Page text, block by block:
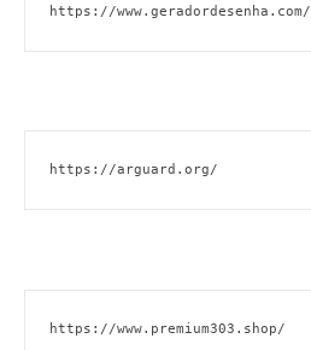
https://www.geradordesenha.com/
https://arguard.org/
https://www.premium303.shop/